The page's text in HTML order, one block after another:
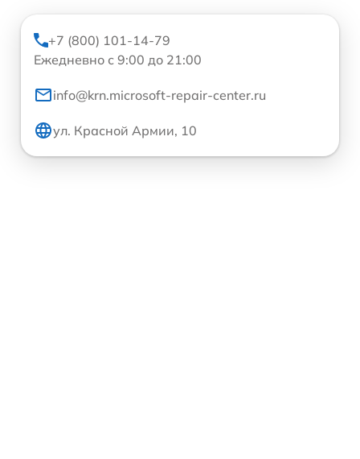
+7 (800) 101-14-79
Ежедневно с 9:00 до 21:00
info@krn.microsoft-repair-center.ru
ул. Красной Армии, 10